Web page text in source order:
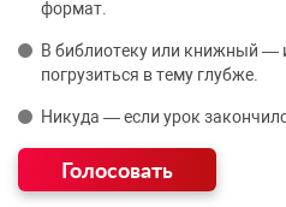
формат.
В библиотеку или книжный —
погрузиться в тему глубже.
Никуда — если урок